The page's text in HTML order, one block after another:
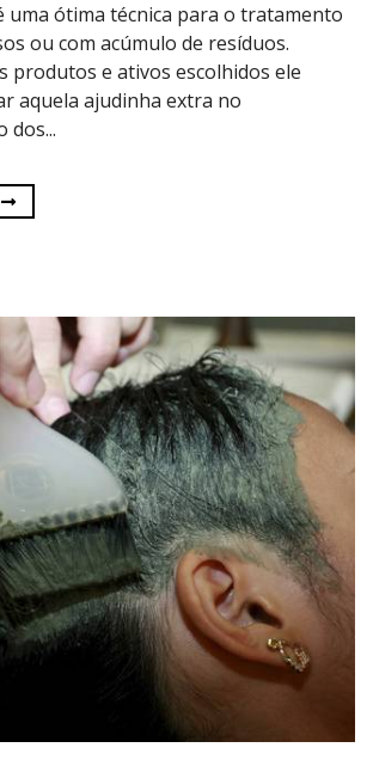
uma ótima técnica para o tratamento
ou com acúmulo de resíduos.
produtos e ativos escolhidos ele
aquela ajudinha extra no
dos...